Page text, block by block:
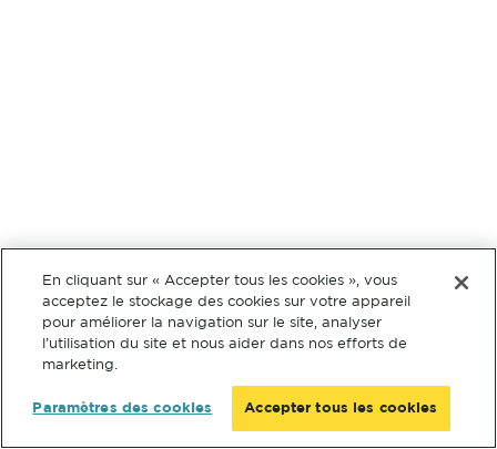
En cliquant sur « Accepter tous les cookies », vous
acceptez le stockage des cookies sur votre appareil
pour améliorer la navigation sur le site, analyser
l’utilisation du site et nous aider dans nos efforts de
marketing.
Paramètres des cookies Accepter tous les cookies